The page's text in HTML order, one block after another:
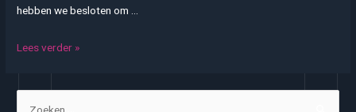
hebben we besloten om …
Het
van
Lees verder »